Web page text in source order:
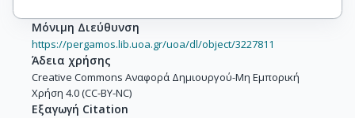
Μόνιμη Διεύθυνση
https://pergamos.lib.uoa.gr/uoa/dl/object/3227811
Άδεια χρήσης
Creative Commons Αναφορά Δημιουργού-Μη Εμπορική
Χρήση 4.0 (CC-BY-NC)
Εξαγωγή Citation